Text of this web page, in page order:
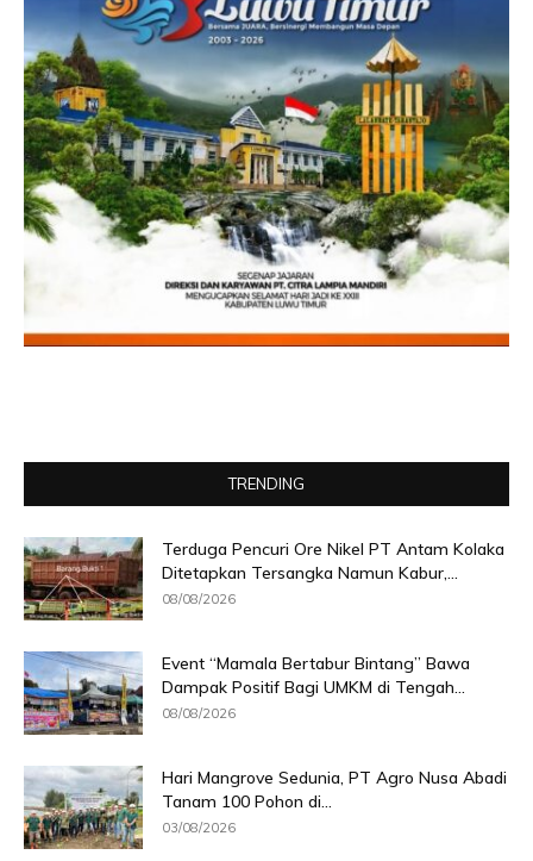
TRENDING
Terduga Pencuri Ore Nikel PT Antam Kolaka
Ditetapkan Tersangka Namun Kabur,...
08/08/2026
Event “Mamala Bertabur Bintang” Bawa
Dampak Positif Bagi UMKM di Tengah...
08/08/2026
Hari Mangrove Sedunia, PT Agro Nusa Abadi
Tanam 100 Pohon di...
03/08/2026